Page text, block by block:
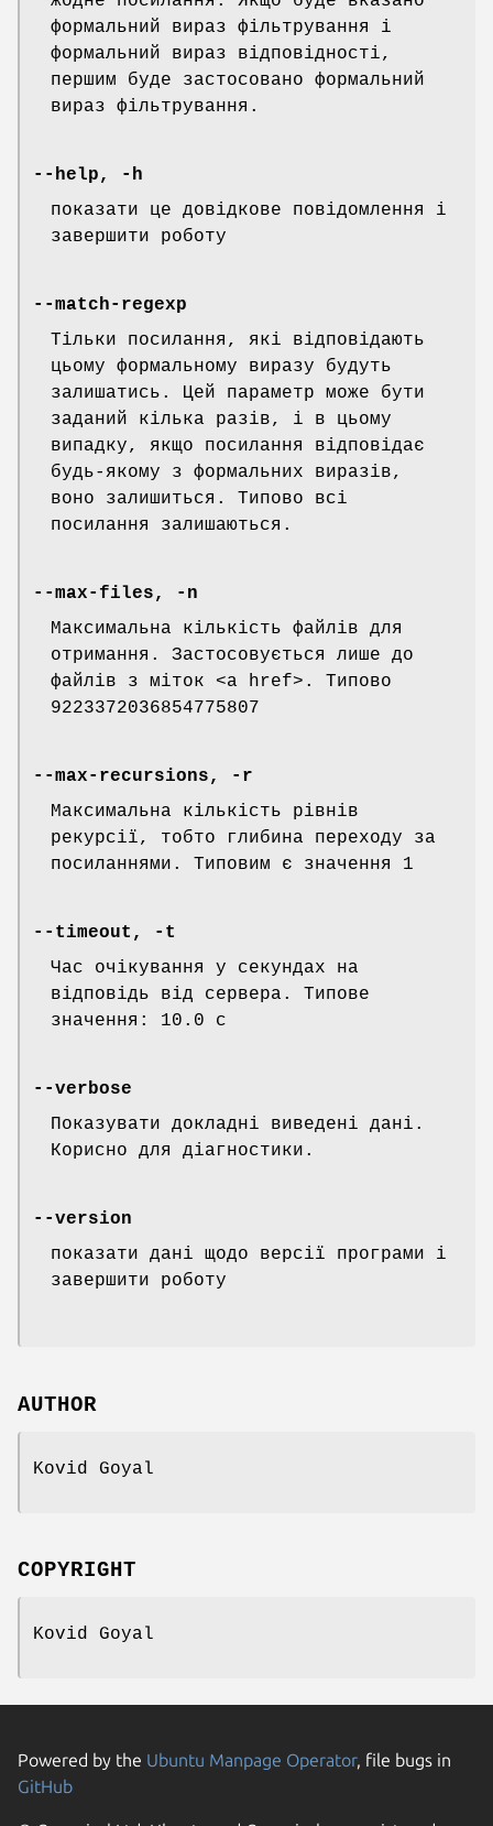
формальний вираз фільтрування і
формальний вираз відповідності,
першим буде застосовано формальний
вираз фільтрування.
--help, -h
показати це довідкове повідомлення і
завершити роботу
--match-regexp
Тільки посилання, які відповідають
цьому формальному виразу будуть
залишатись. Цей параметр може бути
заданий кілька разів, і в цьому
випадку, якщо посилання відповідає
будь-якому з формальних виразів,
воно залишиться. Типово всі
посилання залишаються.
--max-files, -n
Максимальна кількість файлів для
отримання. Застосовується лише до
файлів з міток <a href>. Типово
9223372036854775807
--max-recursions, -r
Максимальна кількість рівнів
рекурсії, тобто глибина переходу за
посиланнями. Типовим є значення 1
--timeout, -t
Час очікування у секундах на
відповідь від сервера. Типове
значення: 10.0 с
--verbose
Показувати докладні виведені дані.
Корисно для діагностики.
--version
показати дані щодо версії програми і
завершити роботу
AUTHOR
Kovid Goyal
COPYRIGHT
Kovid Goyal
Powered by the Ubuntu Manpage Operator, file bugs in
GitHub